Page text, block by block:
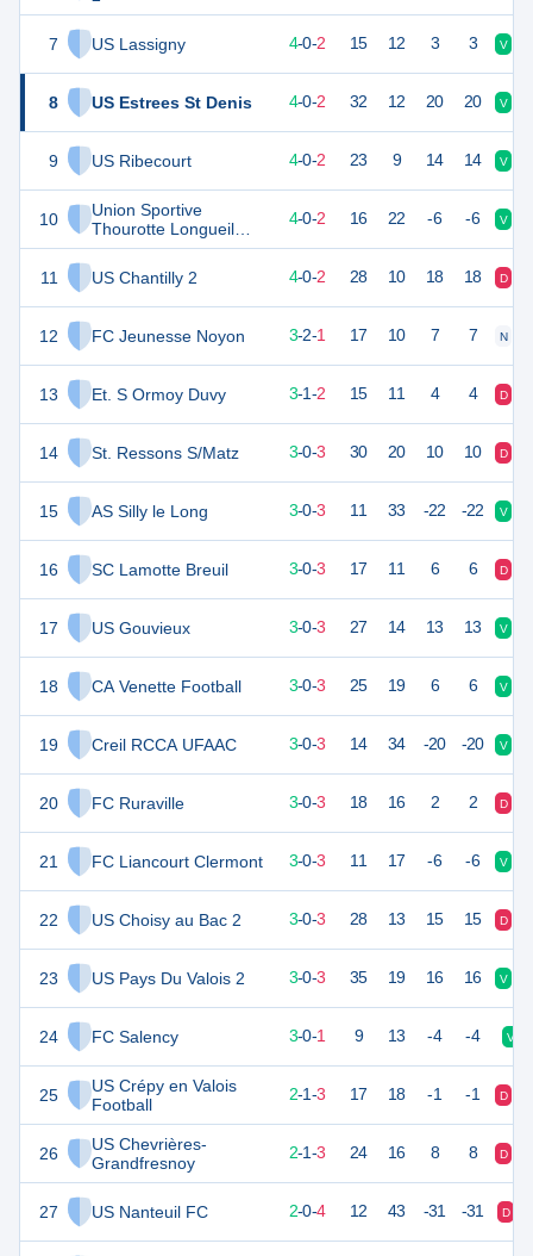
7 US Lassigny
8 US Estrees St Denis
9 US Ribecourt
10
Union Sportive
Thourotte Longueil
Annel
11
US Chantilly 2
12 FC Jeunesse Noyon
13 Et. S Ormoy Duvy
14 St. Ressons S/Matz
15 AS Silly le Long
16 SC Lamotte Breuil
17 US Gouvieux
18 CA Venette Football
19 Creil RCCA UFAAC
20 FC Ruraville
21 FC Liancourt Clermont
22 US Choisy au Bac 2
23 US Pays Du Valois 2
24 FC Salency
25
US Crépy en Valois
Football
26
US Chevrières-
Grandfresnoy
27 US Nanteuil FC
4-0-2 15 12 3 3 V
12 6 4-0-2 32 12 20 20 V
4-0-2 23 9 14 14 V
4-0-2 16 22 -6 -6 V
4-0-2 28 10 18 18 D
11 3-2-1 17 10 7 7 N
10 3-1-2 15 11 4 4 D
9 3-0-3 30 20 10 10 D
3-0-3 11 33 -22 -22 V
9 3-0-3 17 11 6 6 D
3-0-3 27 14 13 13 V
9 3-0-3 25 19 6 6 V
9 3-0-3 14 34 -20 -20 V
3-0-3 18 16 2 2 D
9 6 3-0-3 11 17 -6 -6 V
9 3-0-3 28 13 15 15 D
9 3-0-3 35 19 16 16 V
3-0-1 9 13 -4 -4 V
7 2-1-3 17 18 -1 -1 D
2-1-3 24 16 8 8 D
2-0-4 12 43 -31 -31 D